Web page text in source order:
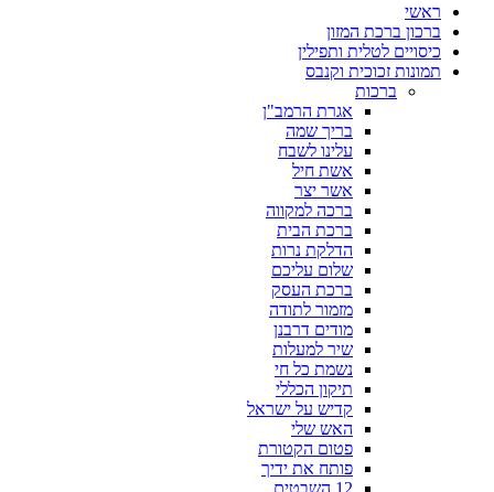
ראשי
ברכון ברכת המזון
כיסויים לטלית ותפילין
תמונות זכוכית וקנבס
ברכות
אגרת הרמב"ן
בריך שמה
עלינו לשבח
אשת חיל
אשר יצר
ברכה למקווה
ברכת הבית
הדלקת נרות
שלום עליכם
ברכת העסק
מזמור לתודה
מודים דרבנן
שיר למעלות
נשמת כל חי
תיקון הכללי
קדיש על ישראל
האש שלי
פטום הקטורת
פותח את ידיך
12 השבטים